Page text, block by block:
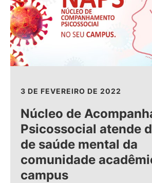
3 DE FEVEREIRO DE 2022
Núcleo de
Psicossocial atende
de saúde mental da
comunidade
campus